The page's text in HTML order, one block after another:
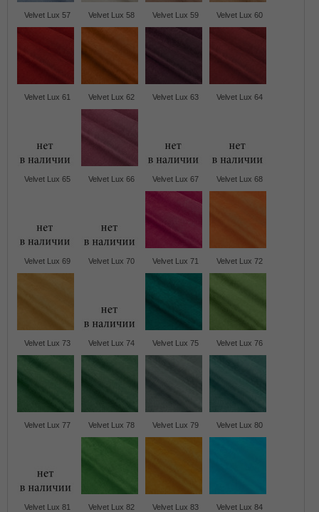
Velvet Lux 57 Velvet Lux 58 Velvet Lux 59 Velvet Lux 60
Velvet Lux 61 Velvet Lux 62 Velvet Lux 63 Velvet Lux 64
Velvet Lux 65 Velvet Lux 66 Velvet Lux 67 Velvet Lux 68
Velvet Lux 69 Velvet Lux 70 Velvet Lux 71 Velvet Lux 72
Velvet Lux 73 Velvet Lux 74 Velvet Lux 75 Velvet Lux 76
Velvet Lux 77 Velvet Lux 78 Velvet Lux 79 Velvet Lux 80
Velvet Lux 81 Velvet Lux 82 Velvet Lux 83 Velvet Lux 84